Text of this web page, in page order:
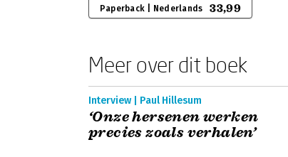
Paperback | Nederlands 33,99
Meer over dit boek
Interview | Paul Hillesum
‘Onze hersenen werken
precies zoals verhalen’